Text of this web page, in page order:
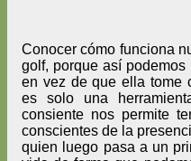
Conocer cómo funciona
golf, porque así
en vez de que ella tome
es solo una
consiente nos permite
conscientes de la
quien luego pasa a un